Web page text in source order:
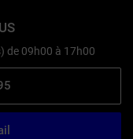
de 09h00 à 17h00